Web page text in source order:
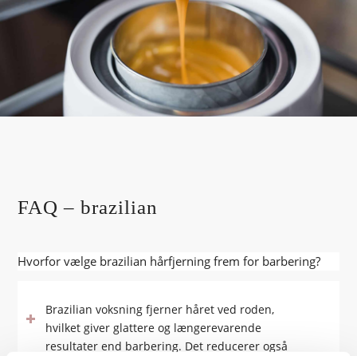
FAQ – brazilian
Hvorfor vælge brazilian hårfjerning frem for barbering?
Brazilian voksning fjerner håret ved roden,
hvilket giver glattere og længerevarende
resultater end barbering. Det reducerer også